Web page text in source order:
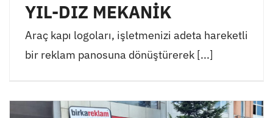
YIL-DIZ MEKANİK
Araç kapı logoları, işletmenizi adeta hareketli
bir reklam panosuna dönüştürerek [...]